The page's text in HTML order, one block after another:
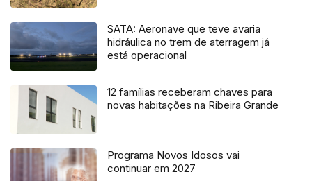
SATA: Aeronave que teve avaria
hidráulica no trem de aterragem já
está operacional
12 famílias receberam chaves para
novas habitações na Ribeira Grande
Programa Novos Idosos vai
continuar em 2027